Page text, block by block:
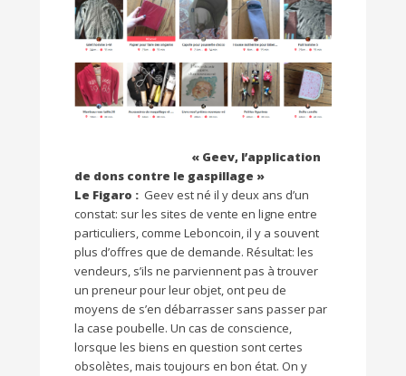
« Geev, l’application
de dons contre le gaspillage »
Le Figaro : Geev est né il y deux ans d’un
constat: sur les sites de vente en ligne entre
particuliers, comme Leboncoin, il y a souvent
plus d’offres que de demande. Résultat: les
vendeurs, s’ils ne parviennent pas à trouver
un preneur pour leur objet, ont peu de
moyens de s’en débarrasser sans passer par
la case poubelle. Un cas de conscience,
lorsque les biens en question sont certes
obsolètes, mais toujours en bon état. On y